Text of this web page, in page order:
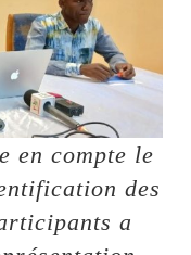
en compte le
des
a